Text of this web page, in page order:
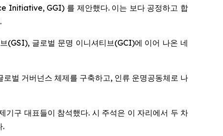
Initiative, GGI) 를 제안했다. 이는 보다 공정하고 합
(GSI), 글로벌 문명 이니셔티브(GCI)에 이어 나온 네
벌 거버넌스 체제를 구축하고, 인류 운명공동체로 나
구 대표들이 참석했다. 시 주석은 이 자리에서 두 차
.